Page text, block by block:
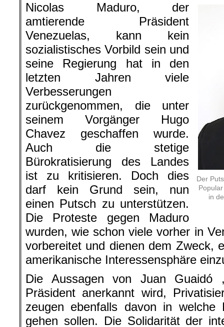
Der
in
Nicolas Maduro, der
amtierende Präsident
Venezuelas, kann kein
sozialistisches Vorbild sein und
seine Regierung hat in den
letzten Jahren viele
Verbesserungen
zurückgenommen, die unter
seinem Vorgänger Hugo
Chavez geschaffen wurde.
Auch die stetige
Bürokratisierung des Landes
ist zu kritisieren. Doch dies
darf kein Grund sein, nun
einen Putsch zu unterstützen.
Die Proteste gegen Maduro
wurden, wie schon viele vorher in
vorbereitet und dienen dem Zweck,
amerikanische Interessensphäre
Die Aussagen von Juan
Präsident anerkannt wird,
zeugen ebenfalls davon in welche
gehen sollen. Die Solidarität der